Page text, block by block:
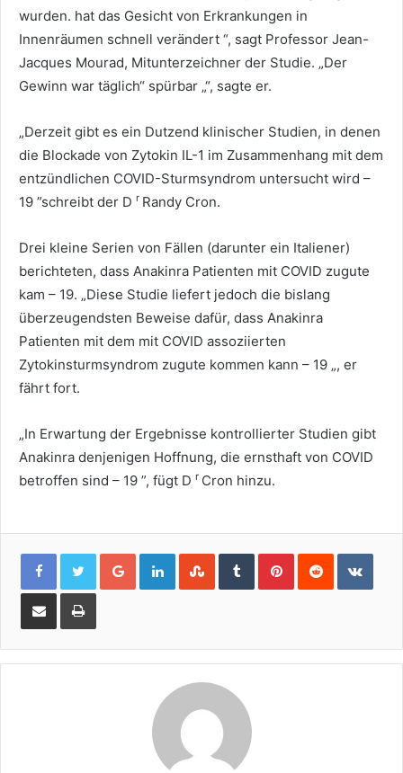
wurden. hat das Gesicht von Erkrankungen in
Innenräumen schnell verändert “, sagt Professor Jean-
Jacques Mourad, Mitunterzeichner der Studie. „Der
Gewinn war täglich“ spürbar „“, sagte er.
„Derzeit gibt es ein Dutzend klinischer Studien, in denen
die Blockade von Zytokin IL-1 im Zusammenhang mit dem
entzündlichen COVID-Sturmsyndrom untersucht wird –
19 ”schreibt der D r Randy Cron.
Drei kleine Serien von Fällen (darunter ein Italiener)
berichteten, dass Anakinra Patienten mit COVID zugute
kam – 19. „Diese Studie liefert jedoch die bislang
überzeugendsten Beweise dafür, dass Anakinra
Patienten mit dem mit COVID assoziierten
Zytokinsturmsyndrom zugute kommen kann – 19 „, er
fährt fort.
„In Erwartung der Ergebnisse kontrollierter Studien gibt
Anakinra denjenigen Hoffnung, die ernsthaft von COVID
betroffen sind – 19 ”, fügt D r Cron hinzu.
Google+LinkedInStumbleUpon
TumblrPinterestReddit
Share
Email
Print